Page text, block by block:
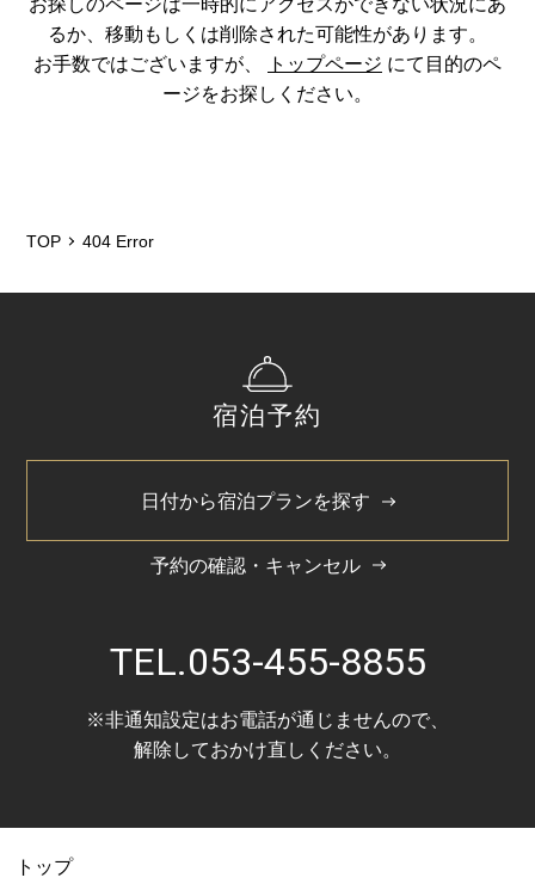
るか、移動もしくは削除された可能性があります。
お手数ではございますが、
トップページ にて目的のペ
ージをお探しください。
TOP 404 Error
宿泊予約
日付から宿泊プランを探す
予約の確認・キャンセル
TEL.053-455-8855
※非通知設定はお電話が通じませんので、
解除しておかけ直しください。
トップ